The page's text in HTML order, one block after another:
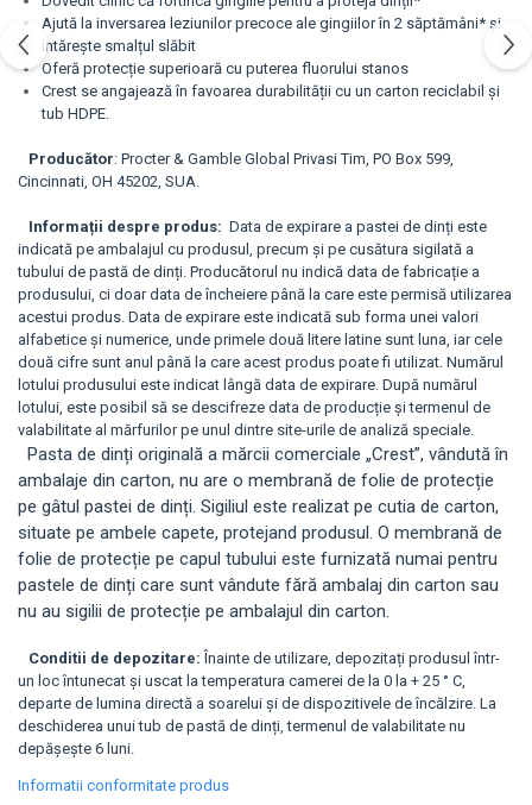
Ajută la inversarea leziunilor precoce ale gingiilor în 2 săptămâni* și
întărește smalțul slăbit
Oferă protecție superioară cu puterea fluorului stanos
Crest se angajează în favoarea durabilității cu un carton reciclabil și
tub HDPE.
Producător: Procter & Gamble Global Privasi Tim, PO Box 599,
Cincinnati, OH 45202, SUA.
Informații despre produs: Data de expirare a pastei de dinți este
indicată pe ambalajul cu produsul, precum și pe cusătura sigilată a
tubului de pastă de dinți. Producătorul nu indică data de fabricație a
produsului, ci doar data de încheiere până la care este permisă utilizarea
acestui produs. Data de expirare este indicată sub forma unei valori
alfabetice și numerice, unde primele două litere latine sunt luna, iar cele
două cifre sunt anul până la care acest produs poate fi utilizat. Numărul
lotului produsului este indicat lângă data de expirare. După numărul
lotului, este posibil să se descifreze data de producție și termenul de
valabilitate al mărfurilor pe unul dintre site-urile de analiză speciale.
Pasta de dinți originală a mărcii comerciale „Crest”, vândută în
ambalaje din carton, nu are o membrană de folie de protecție
pe gâtul pastei de dinți. Sigiliul este realizat pe cutia de carton,
situate pe ambele capete, protejand produsul. O membrană de
folie de protecție pe capul tubului este furnizată numai pentru
pastele de dinți care sunt vândute fără ambalaj din carton sau
nu au sigilii de protecție pe ambalajul din carton.
Conditii de depozitare: Înainte de utilizare, depozitați produsul într-
un loc întunecat și uscat la temperatura camerei de la 0 la + 25 ° C,
departe de lumina directă a soarelui și de dispozitivele de încălzire. La
deschiderea unui tub de pastă de dinți, termenul de valabilitate nu
depășește 6 luni.
Informatii conformitate produs